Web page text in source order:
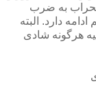
محراب به ضرب
تا 10 روز بعد هم ادامه دارد. البته
هرگونه شادی